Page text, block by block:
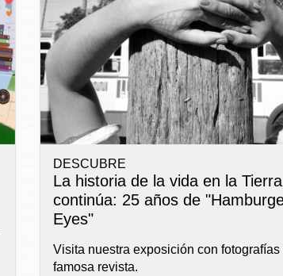
Ocean View
Biblioteca
Ambulante OMI
Ortega
Richmond
Sunset
Treasure
DESCUBRE
La historia de la vida en la Tierra
continúa: 25 años de
Eyes"
Visita nuestra exposición con fotografías
famosa revista.